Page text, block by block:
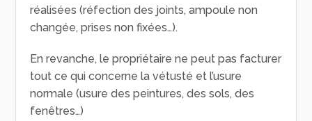
réalisées (réfection des joints, ampoule non
changée, prises non fixées…).
En revanche, le propriétaire ne peut pas facturer
tout ce qui concerne la vétusté et l’usure
normale (usure des peintures, des sols, des
fenêtres…)